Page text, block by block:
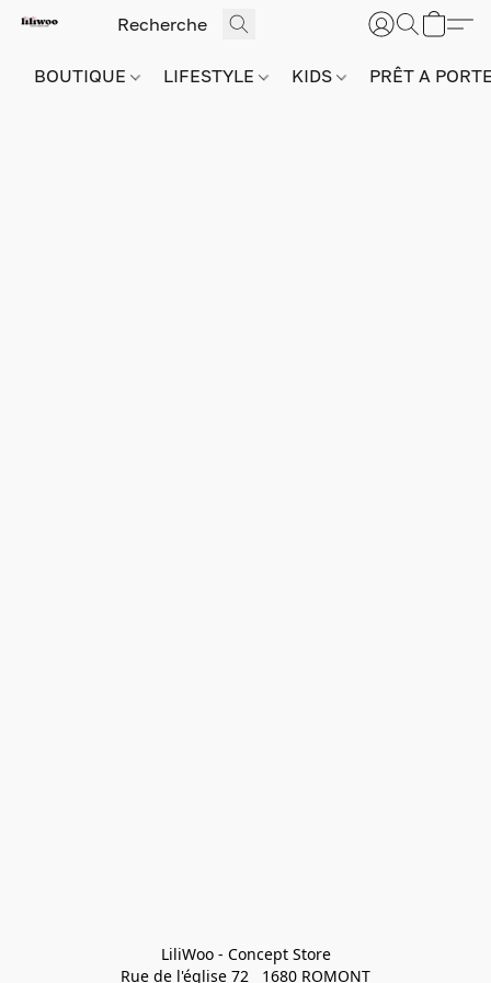
BOUTIQUE LIFESTYLE KIDS PRÊT A
LiliWoo - Concept Store
Rue de l'église 72   1680 ROMONT